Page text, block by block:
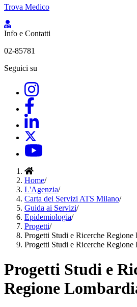
Trova Medico
Info e Contatti
02-85781
Seguici su
Home/
L'Agenzia/
Carta dei Servizi ATS Milano/
Guida ai Servizi/
Epidemiologia/
Progetti/
Progetti Studi e Ricerche Regione
Progetti Studi e Ricerche Regione
Progetti Studi e
Regione